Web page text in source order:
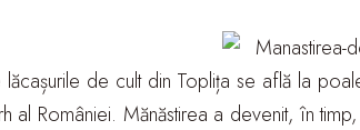
de cult din Toplița se află la
al României. Mănăstirea a devenit, în